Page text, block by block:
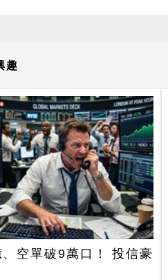
趣
空單破9萬口！ 投信豪